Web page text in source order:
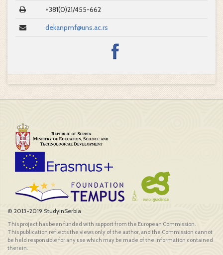
+381(0)21/455-662
dekanpmf@uns.ac.rs
© 2013-2019 StudyInSerbia
This project has been funded with support from the European Commission.
This publication reflects the views only of the author, and the Commission cannot
be held responsible for any use which may be made of the information contained
therein.